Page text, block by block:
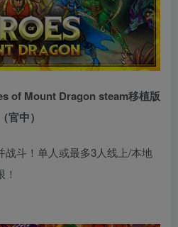
of Mount Dragon steam移植版
（官中）
战斗！单人或最多3人线上/本地